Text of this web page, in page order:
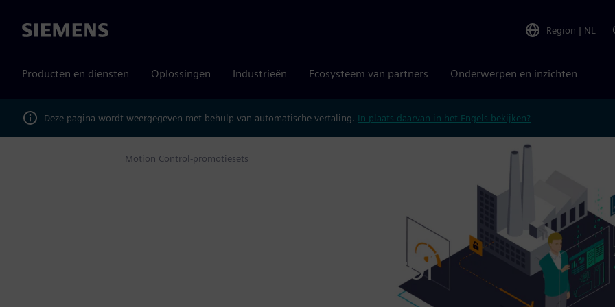
Siemens Region | NL
Producten en diensten Oplossingen Industrieën Ecosysteem van partners Onderwerpen en inzichten
Deze pagina wordt weergegeven met behulp van automatische vertaling. In plaats daarvan in het Engels bekijken?
Motion Control-promotiesets
Promotiesets Motion Control